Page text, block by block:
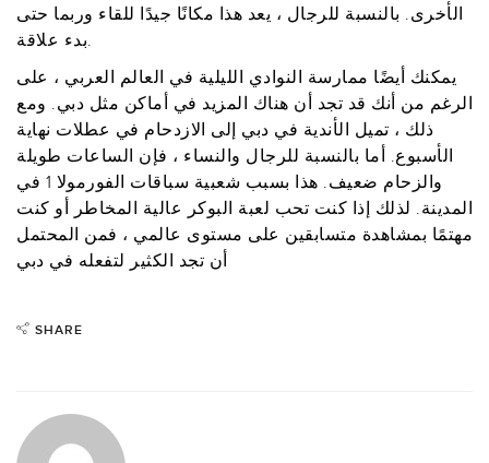
الأخرى. بالنسبة للرجال ، يعد هذا مكانًا جيدًا للقاء وربما حتى
بدء علاقة.
يمكنك أيضًا ممارسة النوادي الليلية في العالم العربي ، على
الرغم من أنك قد تجد أن هناك المزيد في أماكن مثل دبي. ومع
ذلك ، تميل الأندية في دبي إلى الازدحام في عطلات نهاية
الأسبوع. أما بالنسبة للرجال والنساء ، فإن الساعات طويلة
والزحام ضعيف. هذا بسبب شعبية سباقات الفورمولا 1 في
المدينة. لذلك إذا كنت تحب لعبة البوكر عالية المخاطر أو كنت
مهتمًا بمشاهدة متسابقين على مستوى عالمي ، فمن المحتمل
أن تجد الكثير لتفعله في دبي
SHARE